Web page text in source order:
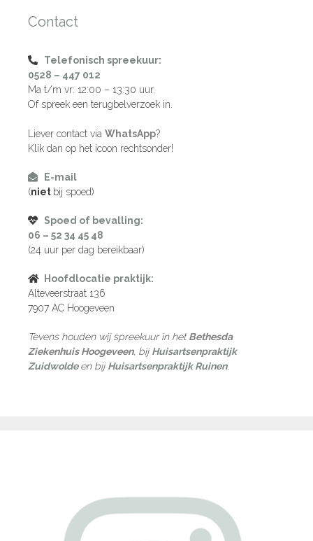
Contact
Telefonisch spreekuur:
0528 – 447 012
Ma t/m vr: 12:00 – 13:30 uur.
Of spreek een terugbelverzoek in.
Liever contact via WhatsApp?
Klik dan op het icoon rechtsonder!
E-mail
(niet bij spoed)
Spoed of bevalling:
06 – 52 34 45 48
(24 uur per dag bereikbaar)
Hoofdlocatie praktijk:
Alteveerstraat 136
7907 AC Hoogeveen
Tevens houden wij spreekuur in hetBethesda
Ziekenhuis Hoogeveen, bijHuisartsenpraktijk
Zuidwolde en bijHuisartsenpraktijk Ruinen.